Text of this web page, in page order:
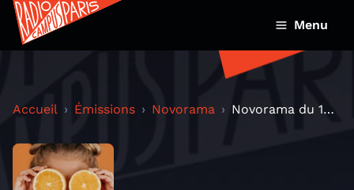
Menu
Accueil Émissions Novorama Novorama du 16 juin 2025